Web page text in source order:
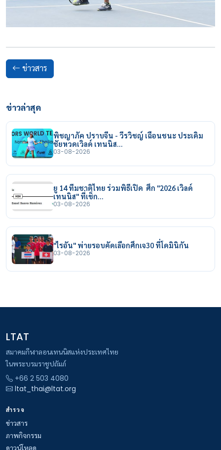
ข่าวสาร
ข่าวล่าสุด
พิชญาภัค ปราบจีน - วีรวิชญ์ เฉือนชนะ ประเดิม
ชัยหวดเวิลด์ เทนนิส…
03-08-2026
ยู 14 ทีมชาติไทย ร่วมพิธีเปิด ศึก "2026 เวิลด์
เทนนิส" ที่เช็ก…
03-08-2026
"ไรอัน" พ่ายรอบคัดเลือกศึกเจ30 ที่โดมินิกัน
03-08-2026
LTAT
สมาคมกีฬาลอนเทนนิสแห่งประเทศไทย
ในพระบรมราชูปถัมภ์
+66 2 503 4080
ltat_thai@ltat.org
สำรวจ
ข่าวสาร
ภาพกิจกรรม